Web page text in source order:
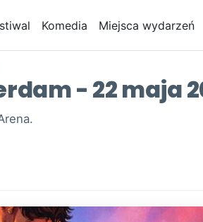
Komedia Miejsca wydarzeń
- 22 maja